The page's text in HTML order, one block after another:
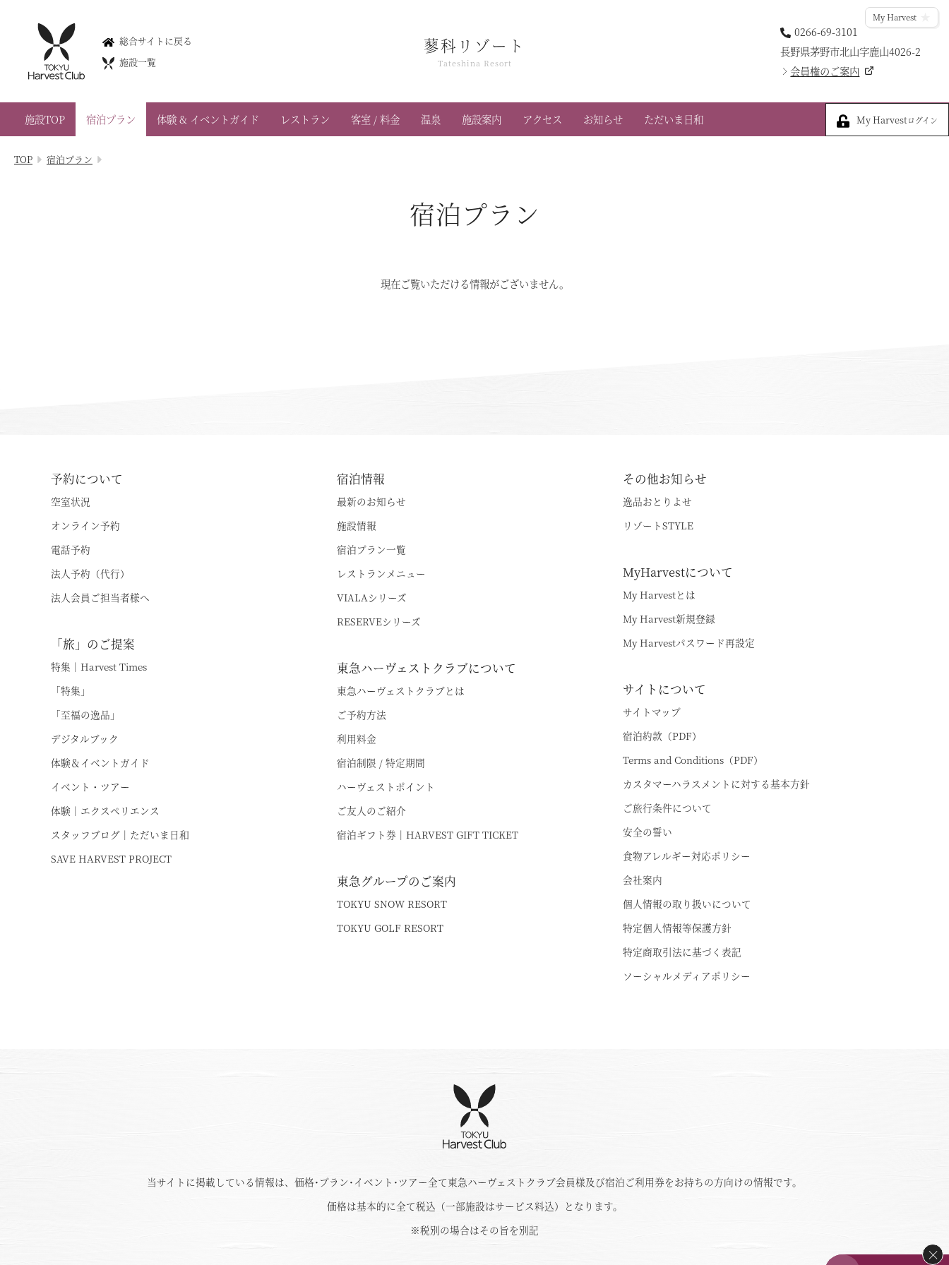
総合サイトに戻る
施設一覧
蓼科リゾート
Tateshina Resort
0266-69-3101
長野県茅野市北山字鹿山4026-2
会員権のご案内
My Harvest
施設TOP 宿泊プラン 体験 & イベントガイド レストラン 客室 / 料金 温泉 施設案内 アクセス お知らせ ただいま日和 My Harvestログイン
蓼科リゾート
Tateshina Resort
会員権のご案内
TOP
ただいま日和
総合サイトに戻る
TOP 宿泊プラン
宿泊プラン
現在ご覧いただける情報がございません。
×
空室状況のご確認はこちら
※ご利用には「 My Harvest 」へのログインが必要です
お電話でのご予約はこちら
予約について
空室状況
オンライン予約
電話予約
法人予約（代行）
法人会員ご担当者様へ
「旅」のご提案
特集｜Harvest Times
「特集」
「至福の逸品」
デジタルブック
体験＆イベントガイド
イベント・ツアー
体験｜エクスペリエンス
スタッフブログ｜ただいま日和
SAVE HARVEST PROJECT
宿泊情報
最新のお知らせ
施設情報
宿泊プラン一覧
レストランメニュー
VIALAシリーズ
RESERVEシリーズ
東急ハーヴェストクラブについて
東急ハーヴェストクラブとは
ご予約方法
利用料金
宿泊制限 / 特定期間
ハーヴェストポイント
ご友人のご紹介
宿泊ギフト券｜HARVEST GIFT TICKET
東急グループのご案内
TOKYU SNOW RESORT
TOKYU GOLF RESORT
その他お知らせ
逸品おとりよせ
リゾートSTYLE
MyHarvestについて
My Harvestとは
My Harvest新規登録
My Harvestパスワード再設定
サイトについて
サイトマップ
宿泊約款（PDF）
Terms and Conditions（PDF）
カスタマーハラスメントに対する基本方針
ご旅行条件について
安全の誓い
食物アレルギー対応ポリシー
会社案内
個人情報の取り扱いについて
特定個人情報等保護方針
特定商取引法に基づく表記
ソーシャルメディアポリシー
当サイトに掲載している情報は、価格･プラン･イベント･ツアー全て東急ハーヴェストクラブ会員様及び宿泊ご利用券をお持ちの方向けの情報です。
価格は基本的に全て税込（一部施設はサービス料込）となります。
※税別の場合はその旨を別記